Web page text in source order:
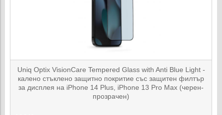
Uniq Optix VisionCare Tempered Glass with Anti Blue Light -
калено стъклено защитно покритие със защитен филтър
за дисплея на iPhone 14 Plus, iPhone 13 Pro Max (черен-
прозрачен)